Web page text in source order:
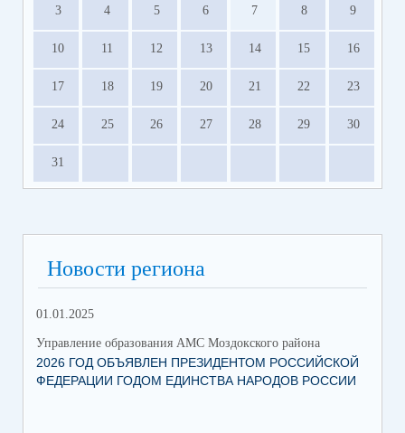
3 4 5 6 7 8 9
10 11 12 13 14 15 16
17 18 19 20 21 22 23
24 25 26 27 28 29 30
31
Новости региона
01.01.2025
Управление образования АМС Моздокского района
2026 ГОД ОБЪЯВЛЕН ПРЕЗИДЕНТОМ РОССИЙСКОЙ
ФЕДЕРАЦИИ ГОДОМ ЕДИНСТВА НАРОДОВ РОССИИ